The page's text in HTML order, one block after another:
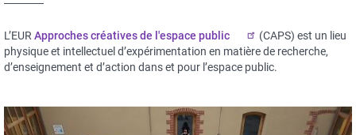
L’EUR Approches créatives de l'espace public
(CAPS) est un lieu
physique et intellectuel d’expérimentation en matière de recherche,
d’enseignement et d’action dans et pour l’espace public.